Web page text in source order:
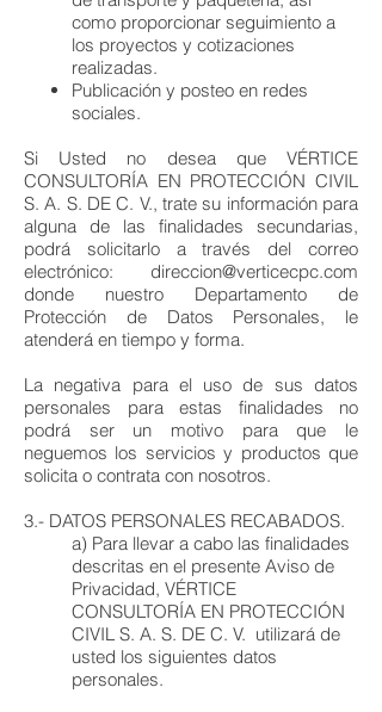
como proporcionar seguimiento a
los proyectos y cotizaciones
realizadas.
Publicación y posteo en redes
sociales.
Si Usted no desea que VÉRTICE
CONSULTORÍA EN PROTECCIÓN CIVIL
S. A. S. DE C. V., trate su información para
alguna de las finalidades secundarias,
podrá solicitarlo a través del correo
electrónico: direccion@verticecpc.com
donde nuestro Departamento de
Protección de Datos Personales, le
atenderá en tiempo y forma.
La negativa para el uso de sus datos
personales para estas finalidades no
podrá ser un motivo para que le
neguemos los servicios y productos que
solicita o contrata con nosotros.
3.- DATOS PERSONALES RECABADOS.
a) Para llevar a cabo las finalidades
descritas en el presente Aviso de
Privacidad, VÉRTICE
CONSULTORÍA EN PROTECCIÓN
CIVIL S. A. S. DE C. V. utilizará de
usted los siguientes datos
personales.